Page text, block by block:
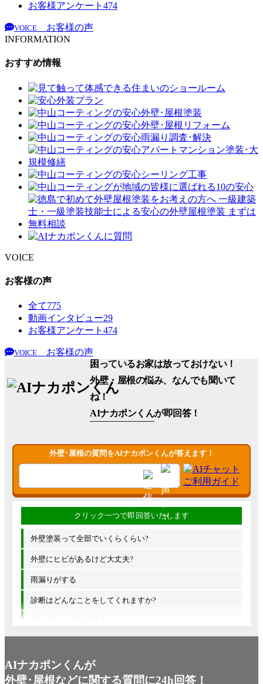
お客様アンケート 474
VOICE
お客様の声
INFORMATION
おすすめ情報
VOICE
お客様の声
全て775
動画インタビュー29
お客様アンケート 474
VOICE
お客様の声
困っているお家は放っておけない！
外壁・屋根の悩み、なんでも聞いて
ね！
AIナカポンくんが即回答！
外壁･屋根の質問をAIナカポンくんが答えます！
外壁塗装って全部でいくらくらい?
外壁にヒビがあるけど大丈夫?
雨漏りがする
診断はどんなことをしてくれますか?
他の会社とは何が違うの?
AIナカポンくんが
外壁･屋根などに関する質問に24h回答！